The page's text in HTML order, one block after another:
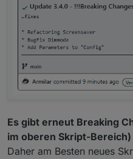
Vielen Dank
Gerne
Vorgaben geändert.
Jetzt 24 Stunden
super.
Der dimmode löst
Es gibt erneut Breaking
im oberen Skript-Bereich)
Daher am Besten neues